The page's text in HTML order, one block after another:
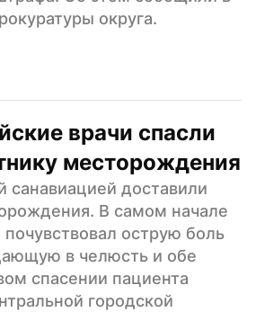
округа.
врачи спасли
месторождения
санавиацией доставили
В самом начале
почувствовал острую боль
в челюсть и обе
спасении пациента
городской